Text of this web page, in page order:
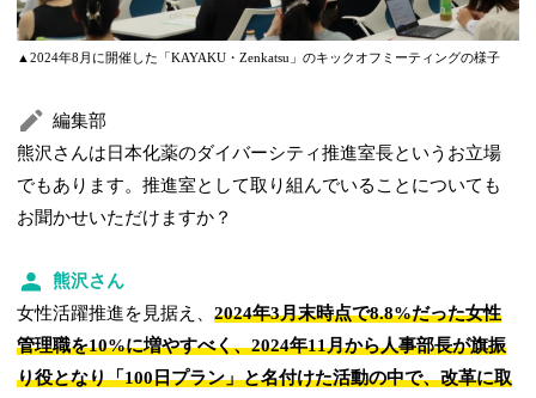
▲2024年8月に開催した「KAYAKU・Zenkatsu」のキックオフミーティングの様子
編集部
熊沢さんは日本化薬のダイバーシティ推進室長というお立場
でもあります。推進室として取り組んでいることについても
お聞かせいただけますか？
熊沢さん
女性活躍推進を見据え、2024年3月末時点で8.8%だった女性
管理職を10%に増やすべく、2024年11月から人事部長が旗振
り役となり「100日プラン」と名付けた活動の中で、改革に取